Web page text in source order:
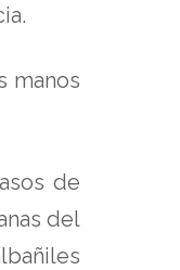
manos
de
del